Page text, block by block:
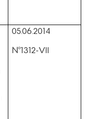
05.06.2014
№1312-VII